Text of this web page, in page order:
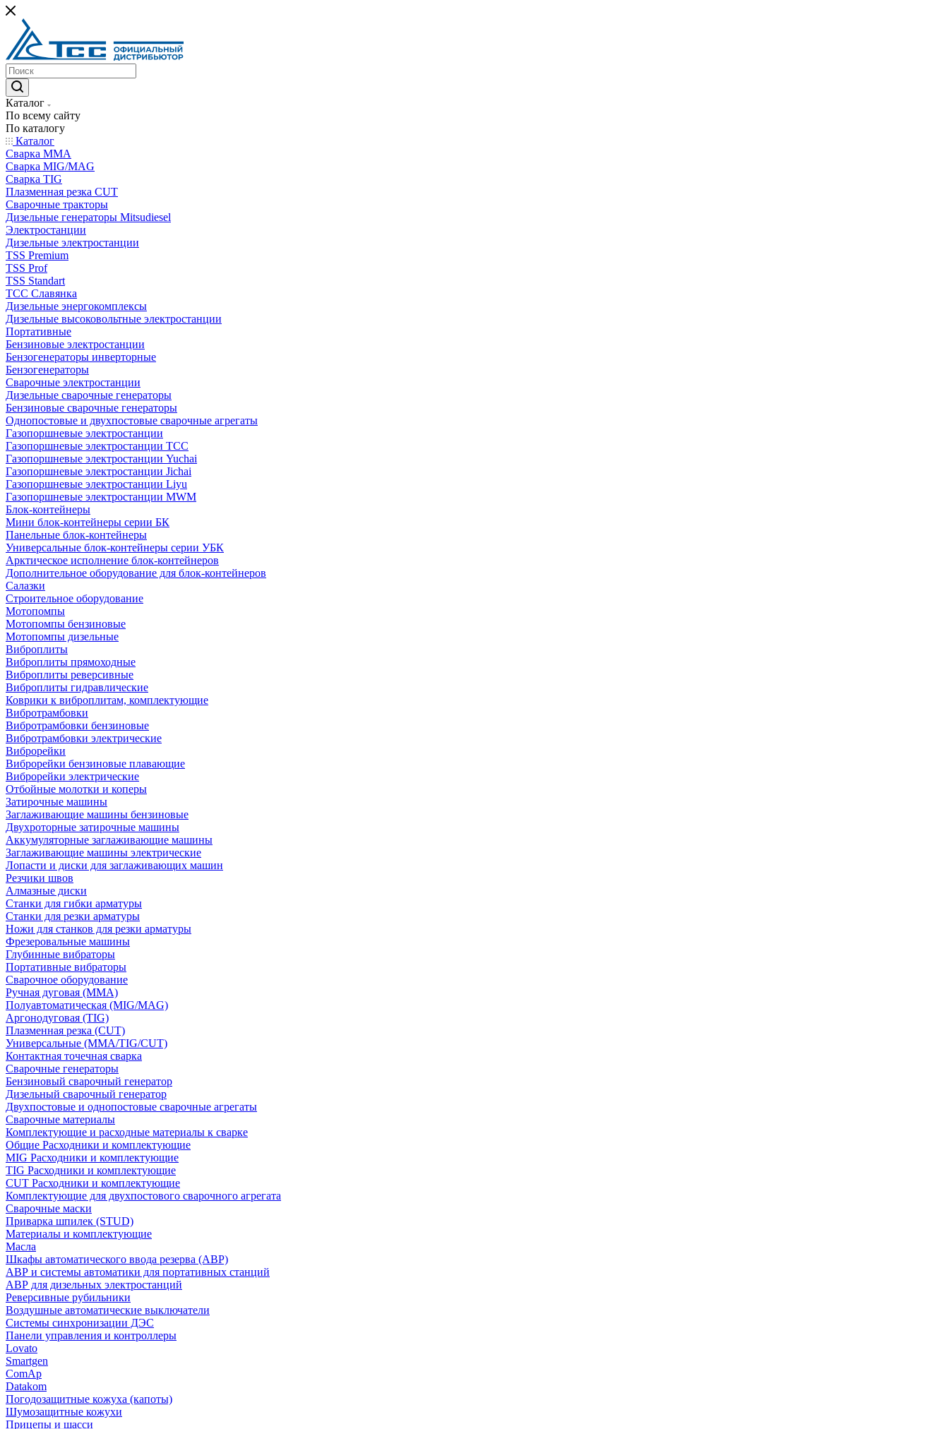
Каталог
По всему сайту
По каталогу
Каталог
Сварка MMA
Сварка MIG/MAG
Сварка TIG
Плазменная резка CUT
Сварочные тракторы
Дизельные генераторы Mitsudiesel
Электростанции
Дизельные электростанции
TSS Premium
TSS Prof
TSS Standart
ТСС Славянка
Дизельные энергокомплексы
Дизельные высоковольтные электростанции
Портативные
Бензиновые электростанции
Бензогенераторы инверторные
Бензогенераторы
Сварочные электростанции
Дизельные сварочные генераторы
Бензиновые сварочные генераторы
Однопостовые и двухпостовые сварочные агрегаты
Газопоршневые электростанции
Газопоршневые электростанции ТСС
Газопоршневые электростанции Yuchai
Газопоршневые электростанции Jichai
Газопоршневые электростанции Liyu
Газопоршневые электростанции MWM
Блок-контейнеры
Мини блок-контейнеры серии БК
Панельные блок-контейнеры
Универсальные блок-контейнеры серии УБК
Арктическое исполнение блок-контейнеров
Дополнительное оборудование для блок-контейнеров
Салазки
Строительное оборудование
Мотопомпы
Мотопомпы бензиновые
Мотопомпы дизельные
Виброплиты
Виброплиты прямоходные
Виброплиты реверсивные
Виброплиты гидравлические
Коврики к виброплитам, комплектующие
Вибротрамбовки
Вибротрамбовки бензиновые
Вибротрамбовки электрические
Виброрейки
Виброрейки бензиновые плавающие
Виброрейки электрические
Отбойные молотки и коперы
Затирочные машины
Заглаживающие машины бензиновые
Двухроторные затирочные машины
Аккумуляторные заглаживающие машины
Заглаживающие машины электрические
Лопасти и диски для заглаживающих машин
Резчики швов
Алмазные диски
Станки для гибки арматуры
Станки для резки арматуры
Ножи для станков для резки арматуры
Фрезеровальные машины
Глубинные вибраторы
Портативные вибраторы
Сварочное оборудование
Ручная дуговая (MMA)
Полуавтоматическая (MIG/MAG)
Аргонодуговая (TIG)
Плазменная резка (CUT)
Универсальные (MMA/TIG/CUT)
Контактная точечная сварка
Сварочные генераторы
Бензиновый сварочный генератор
Дизельный сварочный генератор
Двухпостовые и однопостовые сварочные агрегаты
Сварочные материалы
Комплектующие и расходные материалы к сварке
Общие Расходники и комплектующие
MIG Расходники и комплектующие
TIG Расходники и комплектующие
CUT Расходники и комплектующие
Комплектующие для двухпостового сварочного агрегата
Сварочные маски
Приварка шпилек (STUD)
Материалы и комплектующие
Масла
Шкафы автоматического ввода резерва (АВР)
АВР и системы автоматики для портативных станций
АВР для дизельных электростанций
Реверсивные рубильники
Воздушные автоматические выключатели
Системы синхронизации ДЭС
Панели управления и контроллеры
Lovato
Smartgen
ComAp
Datakom
Погодозащитные кожуха (капоты)
Шумозащитные кожухи
Прицепы и шасси